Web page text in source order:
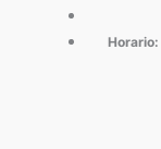
Horario: